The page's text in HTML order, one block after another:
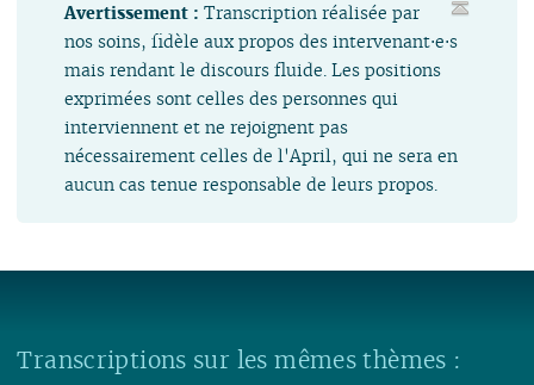
Avertissement :Transcription réalisée par
nos soins, fidèle aux propos des intervenant⋅e⋅s
mais rendant le discours fluide. Les positions
exprimées sont celles des personnes qui
interviennent et ne rejoignent pas
nécessairement celles de l'April, qui ne sera en
aucun cas tenue responsable de leurs propos.
Transcriptions sur les mêmes thèmes :